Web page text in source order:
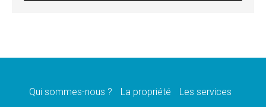
message de paix et de dignité humaine»
Qui sommes-nous ? La propriété
Les services